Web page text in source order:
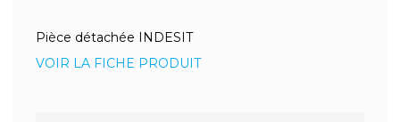
Pièce détachée INDESIT
VOIR LA FICHE PRODUIT